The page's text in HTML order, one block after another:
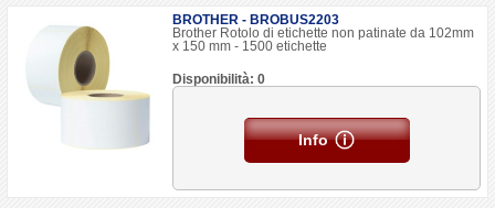
BROTHER - BROBUS2203
Brother Rotolo di etichette non patinate da 102mm
x 150 mm - 1500 etichette
Disponibilità: 0
Info